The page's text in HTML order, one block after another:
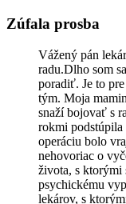
Zúfala prosba
Vážený pán
radu.Dlho som
poradiť. Je to
tým. Moja
snaží bojovať s
rokmi podstúpila
operáciu bolo
nehovoriac o
života, s
psychickému
lekárov, s